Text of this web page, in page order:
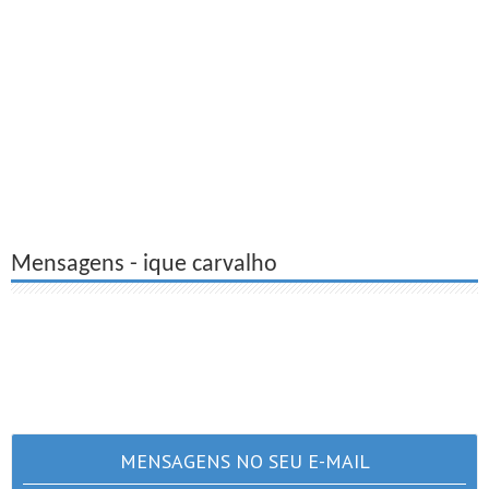
Mensagens - ique carvalho
MENSAGENS NO SEU E-MAIL